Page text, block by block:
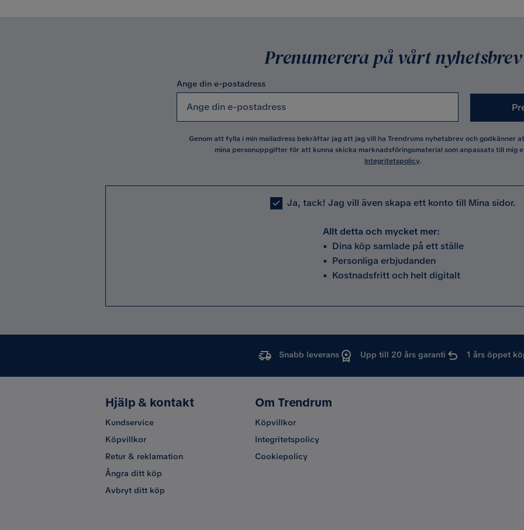
Prenumerera på vårt nyhetsbrev
Ange din e-postadress
Genom att fylla i min mailadress bekräftar jag att jag vill ha Trendrums nyhetsbrev och godkänner
mina personuppgifter för att kunna skicka marknadsföringsmaterial som anpassats till mig
Integritetspolicy.
Ja, tack! Jag vill även skapa ett konto till Mina sidor.
Allt detta och mycket mer:
• Dina köp samlade på ett ställe
• Personliga erbjudanden
• Kostnadsfritt och helt digitalt
Snabb leverans Upp till 20 års garanti 1 års öppet
Hjälp & kontakt
Kundservice
Köpvillkor
Retur & reklamation
Ångra ditt köp
Avbryt ditt köp
Om Trendrum
Köpvillkor
Integritetspolicy
Cookiepolicy